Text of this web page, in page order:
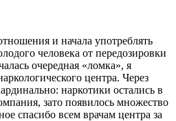
и начала употреблять
человека от передозировки
очередная «ломка», я
центра. Через
наркотики остались в
зато появилось множество
спасибо всем врачам центра за